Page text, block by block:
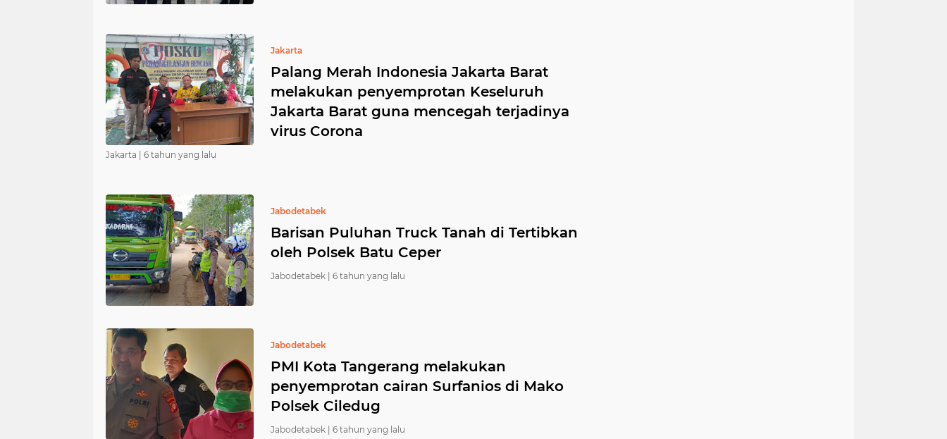
Jakarta
Palang Merah Indonesia Jakarta Barat
melakukan penyemprotan Keseluruh
Jakarta Barat guna mencegah terjadinya
virus Corona
Jakarta | 6 tahun yang lalu
Jabodetabek
Barisan Puluhan Truck Tanah di Tertibkan
oleh Polsek Batu Ceper
Jabodetabek | 6 tahun yang lalu
Jabodetabek
PMI Kota Tangerang melakukan
penyemprotan cairan Surfanios di Mako
Polsek Ciledug
Jabodetabek | 6 tahun yang lalu